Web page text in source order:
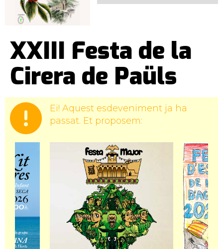
XXIII Festa de la
Cirera de Paüls
Ei! Aquest esdeveniment ja ha
passat. Et proposem: